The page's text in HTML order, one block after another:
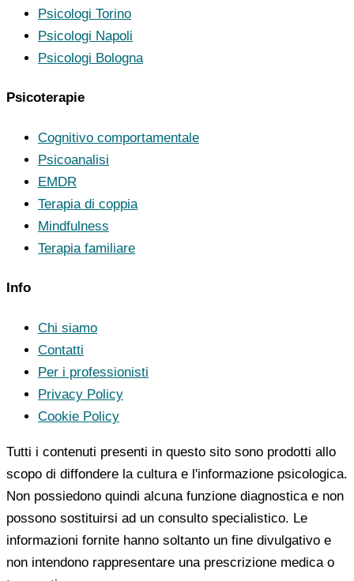
Psicologi Torino
Psicologi Napoli
Psicologi Bologna
Psicoterapie
Cognitivo comportamentale
Psicoanalisi
EMDR
Terapia di coppia
Mindfulness
Terapia familiare
Info
Chi siamo
Contatti
Per i professionisti
Privacy Policy
Cookie Policy
Tutti i contenuti presenti in questo sito sono prodotti allo
scopo di diffondere la cultura e l'informazione psicologica.
Non possiedono quindi alcuna funzione diagnostica e non
possono sostituirsi ad un consulto specialistico. Le
informazioni fornite hanno soltanto un fine divulgativo e
non intendono rappresentare una prescrizione medica o